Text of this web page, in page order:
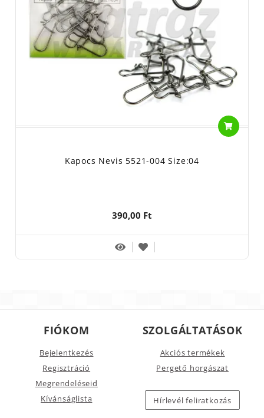
Kapocs Nevis 5521-004 Size:04
390,00 Ft
FIÓKOM
Bejelentkezés
Regisztráció
Megrendeléseid
Kívánságlista
SZOLGÁLTATÁSOK
Akciós termékek
Pergető horgászat
Hírlevél feliratkozás